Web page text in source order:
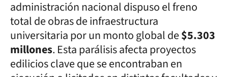
administración nacional dispuso el freno
total de obras de infraestructura
universitaria por un monto global de$5.303
millones. Esta parálisis afecta proyectos
edilicios clave que se encontraban en